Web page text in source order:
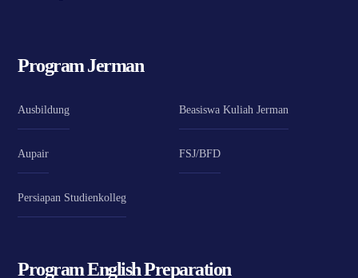
Program Jerman
Ausbildung Beasiswa Kuliah Jerman
Aupair FSJ/BFD
Persiapan Studienkolleg
Program English Preparation